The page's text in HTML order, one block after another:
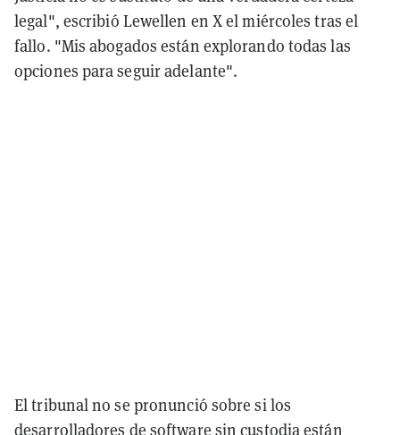
legal", escribió Lewellen en X el miércoles tras el
fallo. "Mis abogados están explorando todas las
opciones para seguir adelante".
El tribunal no se pronunció sobre si los
desarrolladores de software sin custodia están